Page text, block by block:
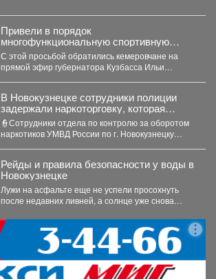
Привели в порядок
многофункциональную спортивную
площадку на улице Притомская
Набережная, 1А
С этой просьбой обратились кемеровчане на
прямой эфир губернатора Кузбасса Ильи
В Новокузнецке сотрудники полиции
задержали наркоторговку, которая
планировала сбыть партию
карфентанила в особо крупном размере
👮Сотрудники отдела по контролю за оборотом
наркотиков УМВД России по г. Новокузнецку
Рейды и правила безопасности у воды в
Новокузнецке
Лужи на асфальте еще не успели просохнуть
после недавних ливней, а солнце уже снова